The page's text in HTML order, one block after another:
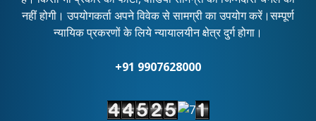
नहीं होगी। उपयोगकर्ता अपने विवेक से सामग्री का उपयोग करें।सम्पूर्ण
न्यायिक प्रकरणों के लिये न्यायालयीन क्षेत्र दुर्ग होगा।
+91 9907628000